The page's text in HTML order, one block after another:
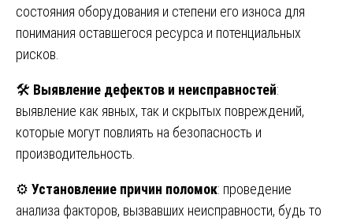
состояния оборудования и степени его износа для
понимания оставшегося ресурса и потенциальных
рисков.
🛠 Выявление дефектов и неисправностей:
выявление как явных, так и скрытых повреждений,
которые могут повлиять на безопасность и
производительность.
⚙️ Установление причин поломок: проведение
анализа факторов, вызвавших неисправности, будь то